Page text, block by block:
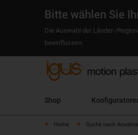
Bitte wählen Sie
Die Auswahl der Länder-/
beeinflussen.
Shop
Home Suche nach